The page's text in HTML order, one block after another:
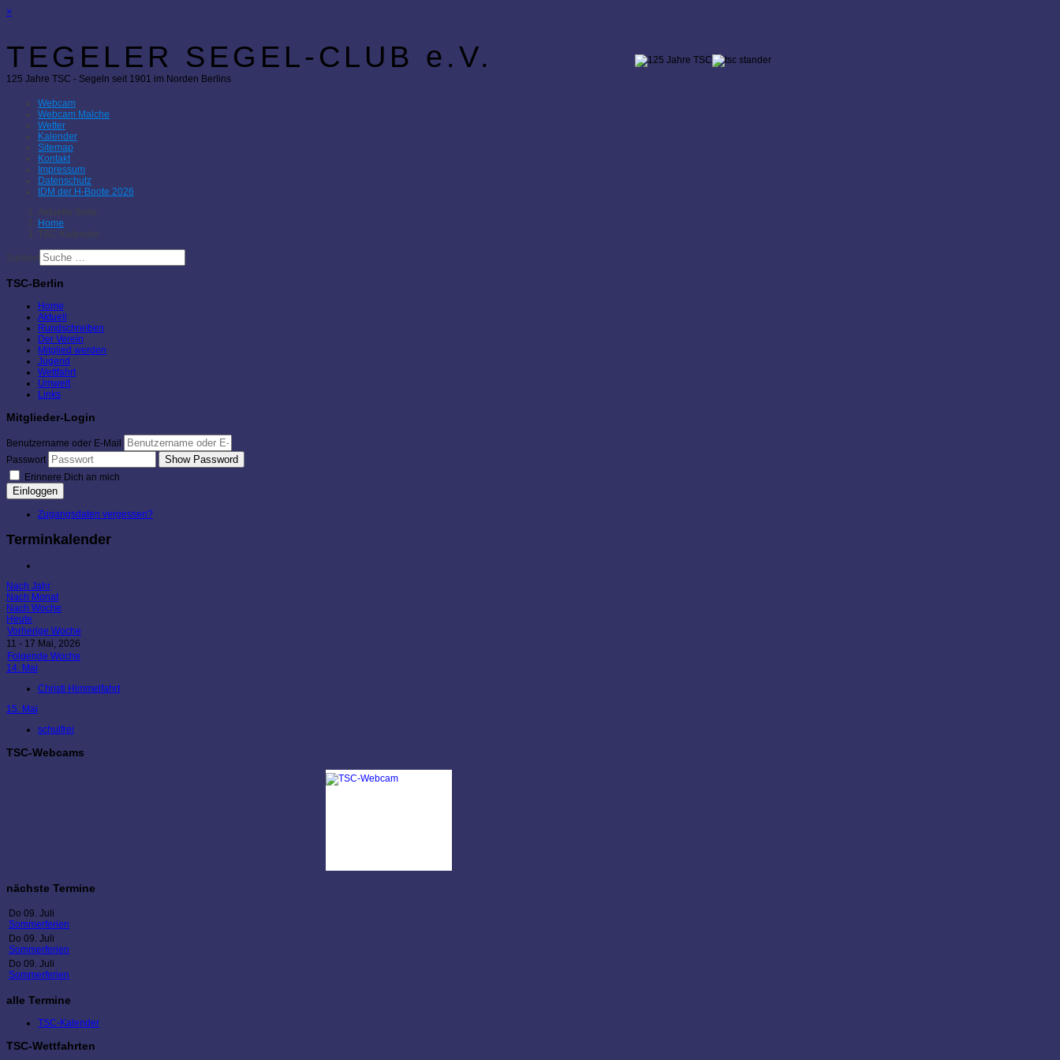
×
TEGELER SEGEL-CLUB e.V.
125 Jahre TSC - Segeln seit 1901 im Norden Berlins
Webcam
Webcam Malche
Wetter
Kalender
Sitemap
Kontakt
Impressum
Datenschutz
IDM der H-Boote 2026
Aktuelle Seite:
Home
TSC-Kalender
Suchen
TSC-Berlin
Home
Aktuell
Rundschreiben
Der Verein
Mitglied werden
Jugend
Wettfahrt
Umwelt
Links
Mitglieder-Login
Benutzername oder E-Mail
Passwort
Show Password
Erinnere Dich an mich
Einloggen
Zugangsdaten vergessen?
Terminkalender
Nach Jahr
Nach Monat
Nach Woche
Heute
Vorherige Woche
11 - 17 Mai, 2026
Folgende Woche
14. Mai
Christi Himmelfahrt
15. Mai
schulfrei
TSC-Webcams
nächste Termine
Do 09. Juli
Sommerferien
Do 09. Juli
Sommerferien
Do 09. Juli
Sommerferien
alle Termine
TSC-Kalender
TSC-Wettfahrten